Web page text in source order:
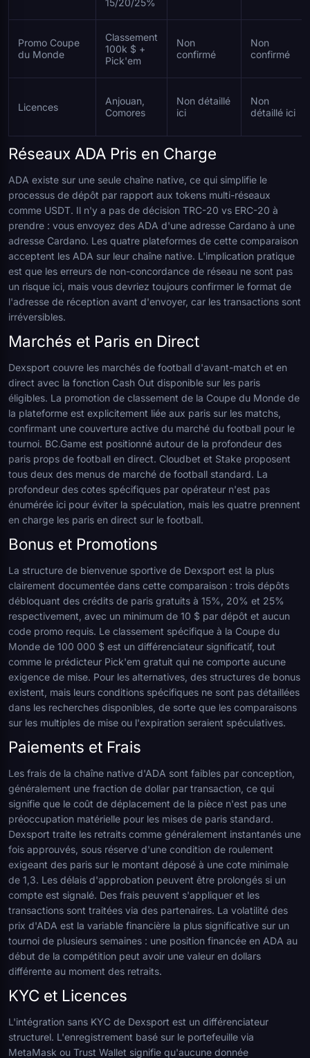
15/20/25%
Promo Coupe
du Monde
Classement
100k $ +
Pick'em
Non
confirmé
Non
confirmé
Licences
Anjouan,
Comores
Non détaillé
ici
Non
détaillé ici
Réseaux ADA Pris en Charge
ADA existe sur une seule chaîne native, ce qui simplifie le
processus de dépôt par rapport aux tokens multi-réseaux
comme USDT. Il n'y a pas de décision TRC-20 vs ERC-20 à
prendre : vous envoyez des ADA d'une adresse Cardano à une
adresse Cardano. Les quatre plateformes de cette comparaison
acceptent les ADA sur leur chaîne native. L'implication pratique
est que les erreurs de non-concordance de réseau ne sont pas
un risque ici, mais vous devriez toujours confirmer le format de
l'adresse de réception avant d'envoyer, car les transactions sont
irréversibles.
Marchés et Paris en Direct
Dexsport couvre les marchés de football d'avant-match et en
direct avec la fonction Cash Out disponible sur les paris
éligibles. La promotion de classement de la Coupe du Monde de
la plateforme est explicitement liée aux paris sur les matchs,
confirmant une couverture active du marché du football pour le
tournoi. BC.Game est positionné autour de la profondeur des
paris props de football en direct. Cloudbet et Stake proposent
tous deux des menus de marché de football standard. La
profondeur des cotes spécifiques par opérateur n'est pas
énumérée ici pour éviter la spéculation, mais les quatre prennent
en charge les paris en direct sur le football.
Bonus et Promotions
La structure de bienvenue sportive de Dexsport est la plus
clairement documentée dans cette comparaison : trois dépôts
débloquant des crédits de paris gratuits à 15%, 20% et 25%
respectivement, avec un minimum de 10 $ par dépôt et aucun
code promo requis. Le classement spécifique à la Coupe du
Monde de 100 000 $ est un différenciateur significatif, tout
comme le prédicteur Pick'em gratuit qui ne comporte aucune
exigence de mise. Pour les alternatives, des structures de bonus
existent, mais leurs conditions spécifiques ne sont pas détaillées
dans les recherches disponibles, de sorte que les comparaisons
sur les multiples de mise ou l'expiration seraient spéculatives.
Paiements et Frais
Les frais de la chaîne native d'ADA sont faibles par conception,
généralement une fraction de dollar par transaction, ce qui
signifie que le coût de déplacement de la pièce n'est pas une
préoccupation matérielle pour les mises de paris standard.
Dexsport traite les retraits comme généralement instantanés une
fois approuvés, sous réserve d'une condition de roulement
exigeant des paris sur le montant déposé à une cote minimale
de 1,3. Les délais d'approbation peuvent être prolongés si un
compte est signalé. Des frais peuvent s'appliquer et les
transactions sont traitées via des partenaires. La volatilité des
prix d'ADA est la variable financière la plus significative sur un
tournoi de plusieurs semaines : une position financée en ADA au
début de la compétition peut avoir une valeur en dollars
différente au moment des retraits.
KYC et Licences
L'intégration sans KYC de Dexsport est un différenciateur
structurel. L'enregistrement basé sur le portefeuille via
MetaMask ou Trust Wallet signifie qu'aucune donnée